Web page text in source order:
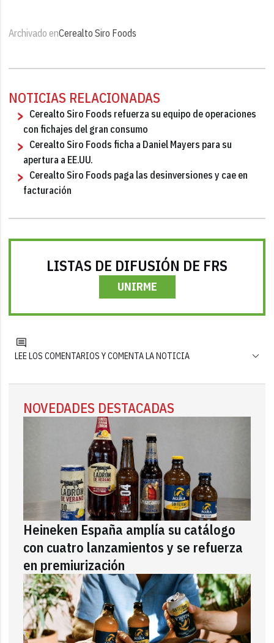
Archivado enCerealto Siro Foods
NOTICIAS RELACIONADAS
Cerealto Siro Foods refuerza su equipo de operaciones
con fichajes del gran consumo
Cerealto Siro Foods ficha a Daniel Mayers para su
apertura a EE.UU.
Cerealto Siro Foods paga las desinversiones y cae en
facturación
LISTAS DE DIFUSIÓN DE FRS
UNIRME
LEE LOS COMENTARIOS Y COMENTA LA NOTICIA
NOVEDADES DESTACADAS
Heineken España amplía su catálogo
con cuatro lanzamientos y se refuerza
en premiurización